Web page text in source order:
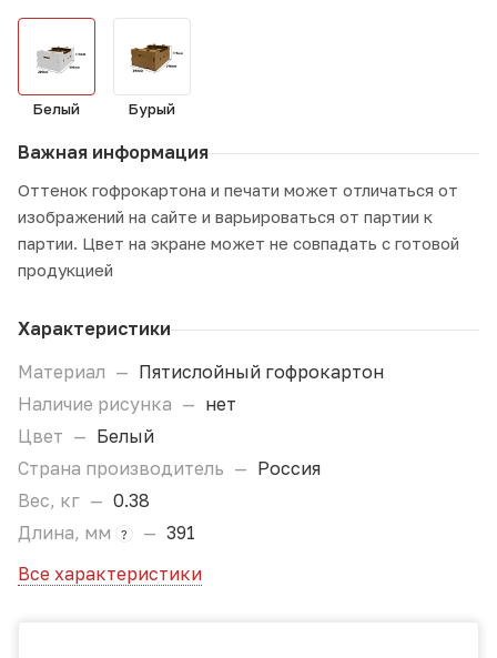
Белый Бурый
Важная информация
Оттенок гофрокартона и печати может отличаться от
изображений на сайте и варьироваться от партии к
партии. Цвет на экране может не совпадать с готовой
продукцией
Характеристики
Материал — Пятислойный гофрокартон
Наличие рисунка — нет
Цвет — Белый
Страна производитель — Россия
Вес, кг — 0.38
Длина, мм
? — 391
Все характеристики